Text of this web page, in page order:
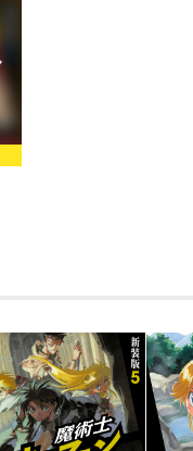
ェンリルの森を訪れ
ドラゴン種族と交流
ソリュードも現れ、オ